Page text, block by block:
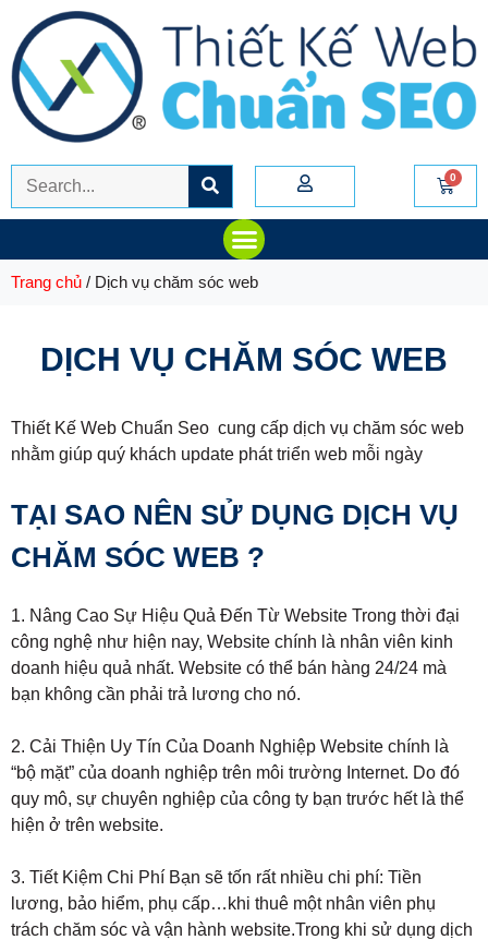
Trang chủ / Dịch vụ chăm sóc web
DỊCH VỤ CHĂM SÓC WEB
Thiết Kế Web Chuẩn Seo cung cấp dịch vụ chăm sóc web
nhằm giúp quý khách update phát triển web mỗi ngày
TẠI SAO NÊN SỬ DỤNG DỊCH VỤ
CHĂM SÓC WEB ?
1. Nâng Cao Sự Hiệu Quả Đến Từ Website Trong thời đại
công nghệ như hiện nay, Website chính là nhân viên kinh
doanh hiệu quả nhất. Website có thể bán hàng 24/24 mà
bạn không cần phải trả lương cho nó.
2. Cải Thiện Uy Tín Của Doanh Nghiệp Website chính là
“bộ mặt” của doanh nghiệp trên môi trường Internet. Do đó
quy mô, sự chuyên nghiệp của công ty bạn trước hết là thể
hiện ở trên website.
3. Tiết Kiệm Chi Phí Bạn sẽ tốn rất nhiều chi phí: Tiền
lương, bảo hiểm, phụ cấp…khi thuê một nhân viên phụ
trách chăm sóc và vận hành website.Trong khi sử dụng dịch